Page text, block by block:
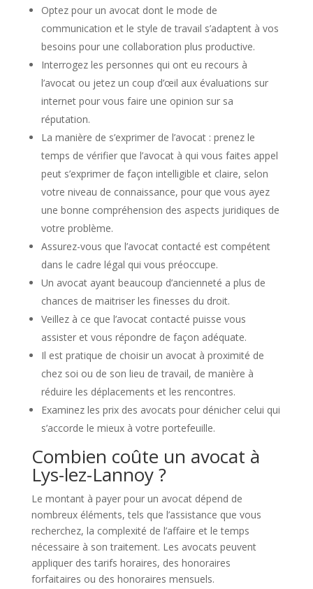
Optez pour un avocat dont le mode de
communication et le style de travail s’adaptent à vos
besoins pour une collaboration plus productive.
Interrogez les personnes qui ont eu recours à
l’avocat ou jetez un coup d’œil aux évaluations sur
internet pour vous faire une opinion sur sa
réputation.
La manière de s’exprimer de l’avocat : prenez le
temps de vérifier que l’avocat à qui vous faites appel
peut s’exprimer de façon intelligible et claire, selon
votre niveau de connaissance, pour que vous ayez
une bonne compréhension des aspects juridiques de
votre problème.
Assurez-vous que l’avocat contacté est compétent
dans le cadre légal qui vous préoccupe.
Un avocat ayant beaucoup d’ancienneté a plus de
chances de maitriser les finesses du droit.
Veillez à ce que l’avocat contacté puisse vous
assister et vous répondre de façon adéquate.
Il est pratique de choisir un avocat à proximité de
chez soi ou de son lieu de travail, de manière à
réduire les déplacements et les rencontres.
Examinez les prix des avocats pour dénicher celui qui
s’accorde le mieux à votre portefeuille.
Combien coûte un avocat à
Lys-lez-Lannoy ?
Le montant à payer pour un avocat dépend de
nombreux éléments, tels que l’assistance que vous
recherchez, la complexité de l’affaire et le temps
nécessaire à son traitement. Les avocats peuvent
appliquer des tarifs horaires, des honoraires
forfaitaires ou des honoraires mensuels.